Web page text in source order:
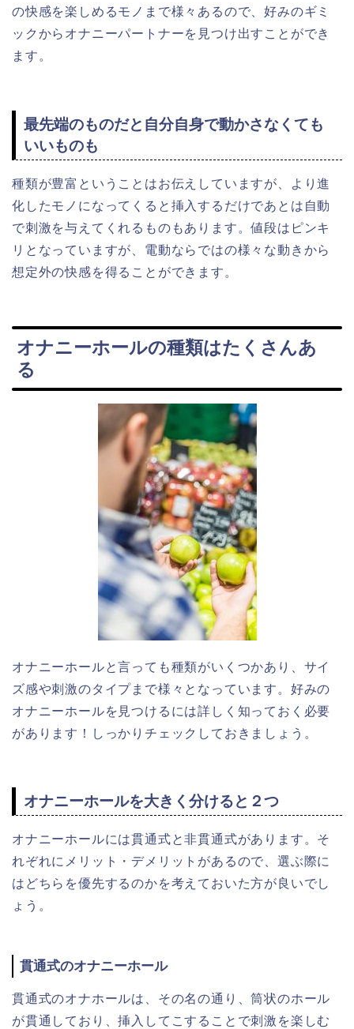
の快感を楽しめるモノまで様々あるので、好みのギミ
ックからオナニーパートナーを見つけ出すことができ
ます。
最先端のものだと自分自身で動かさなくても
いいものも
種類が豊富ということはお伝えしていますが、より進
化したモノになってくると挿入するだけであとは自動
で刺激を与えてくれるものもあります。値段はピンキ
リとなっていますが、電動ならではの様々な動きから
想定外の快感を得ることができます。
オナニーホールの種類はたくさんあ
る
オナニーホールと言っても種類がいくつかあり、サイ
ズ感や刺激のタイプまで様々となっています。好みの
オナニーホールを見つけるには詳しく知っておく必要
があります！しっかりチェックしておきましょう。
オナニーホールを大きく分けると２つ
オナニーホールには貫通式と非貫通式があります。そ
れぞれにメリット・デメリットがあるので、選ぶ際に
はどちらを優先するのかを考えておいた方が良いでし
ょう。
貫通式のオナニーホール
貫通式のオナホールは、その名の通り、筒状のホール
が貫通しており、挿入してこすることで刺激を楽しむ